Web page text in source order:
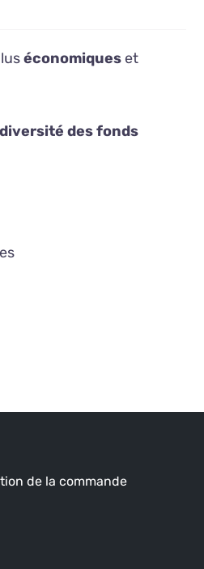
économiques et
des fonds
de la commande